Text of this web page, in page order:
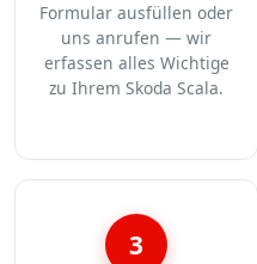
Formular ausfüllen oder
uns anrufen — wir
erfassen alles Wichtige
zu Ihrem Skoda Scala.
3